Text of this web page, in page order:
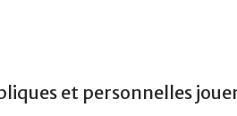
et personnelles